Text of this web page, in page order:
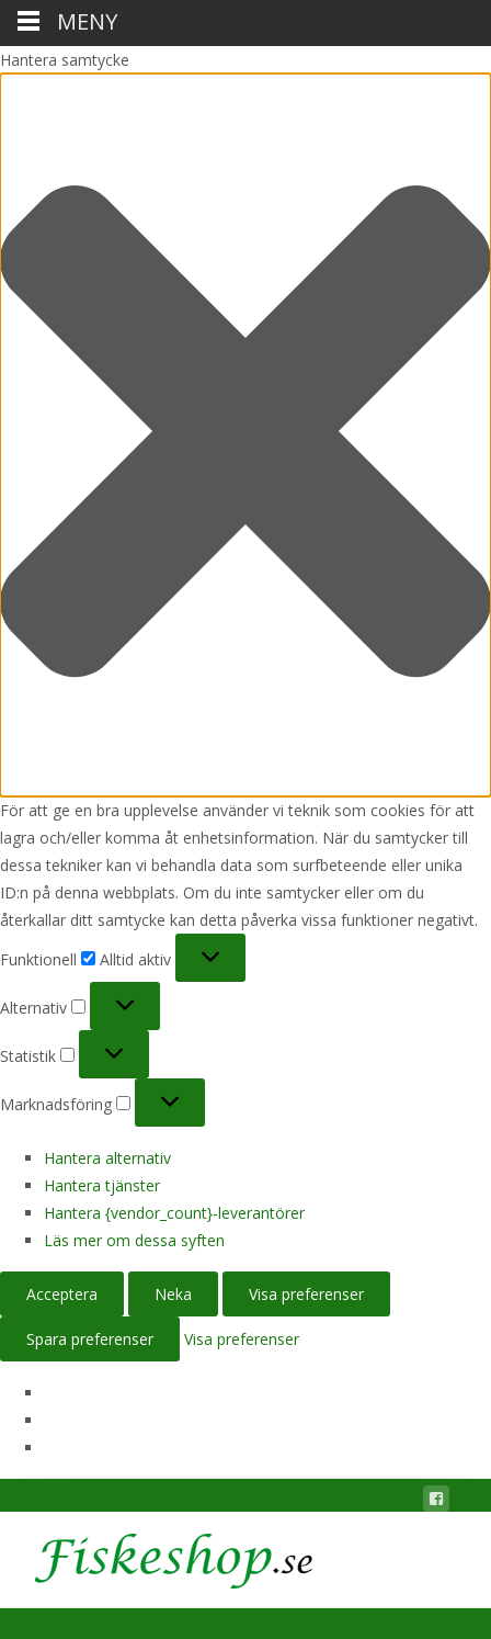
Hantera samtycke
För att ge en bra upplevelse använder vi teknik som cookies för att
lagra och/eller komma åt enhetsinformation. När du samtycker till
dessa tekniker kan vi behandla data som surfbeteende eller unika
ID:n på denna webbplats. Om du inte samtycker eller om du
återkallar ditt samtycke kan detta påverka vissa funktioner negativt.
Funktionell
Alltid aktiv
Alternativ
Statistik
Marknadsföring
Hantera alternativ
Hantera tjänster
Hantera {vendor_count}-leverantörer
Läs mer om dessa syften
Acceptera Neka Visa preferenser
Spara preferenser Visa preferenser
MENY